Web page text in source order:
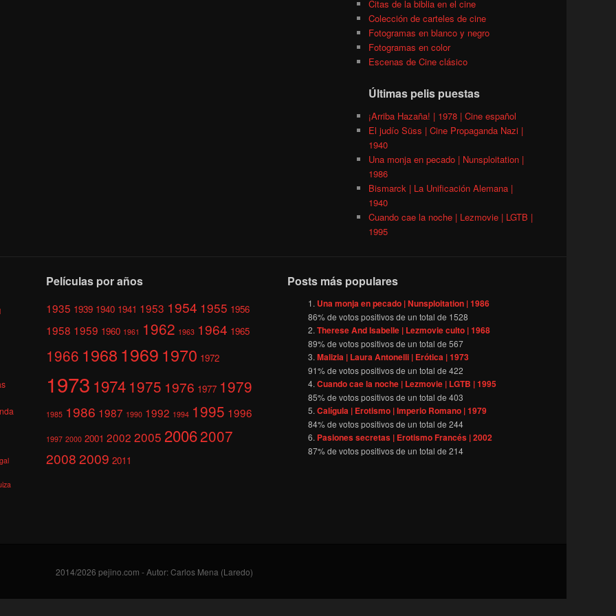
Citas de la biblia en el cine
Colección de carteles de cine
Fotogramas en blanco y negro
Fotogramas en color
Escenas de Cine clásico
Últimas pelis puestas
¡Arriba Hazaña! | 1978 | Cine español
El judío Süss | Cine Propaganda Nazi |
1940
Una monja en pecado | Nunsploitation |
1986
Bismarck | La Unificación Alemana |
1940
Cuando cae la noche | Lezmovie | LGTB |
1995
Películas por años
1935 1939 1940 1941 1953 1954 1955 1956
1958 1959 1960 1961 1962 1963 1964 1965
1966 1968 1969 1970 1972
1973 1974 1975 1976 1977 1979
1985 1986 1987 1990 1992 1994 1995 1996
1997 2000 2001 2002 2005 20062007
20082009 2011
Posts más populares
Una monja en pecado | Nunsploitation | 1986
86% de votos positivos de un total de 1528
Therese And Isabelle | Lezmovie culto | 1968
89% de votos positivos de un total de567
Malizia | Laura Antonelli | Erótica | 1973
91% de votos positivos de un total de422
Cuando cae la noche | Lezmovie | LGTB | 1995
85% de votos positivos de un total de403
Calígula | Erotismo | Imperio Romano | 1979
84% de votos positivos de un total de244
Pasiones secretas | Erotismo Francés | 2002
87% de votos positivos de un total de214
2014/2026 pejino.com - Autor: Carlos Mena (Laredo)